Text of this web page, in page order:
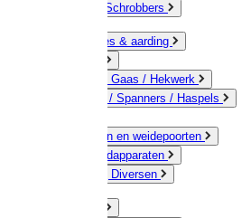
Borstels / Schrobbers
Accessoires & aarding
Geleiders / Gaas / Hekwerk
Verbinders / Spanners / Haspels
Doorgangen en weidepoorten
Schrikdraadapparaten
Afrastering Diversen